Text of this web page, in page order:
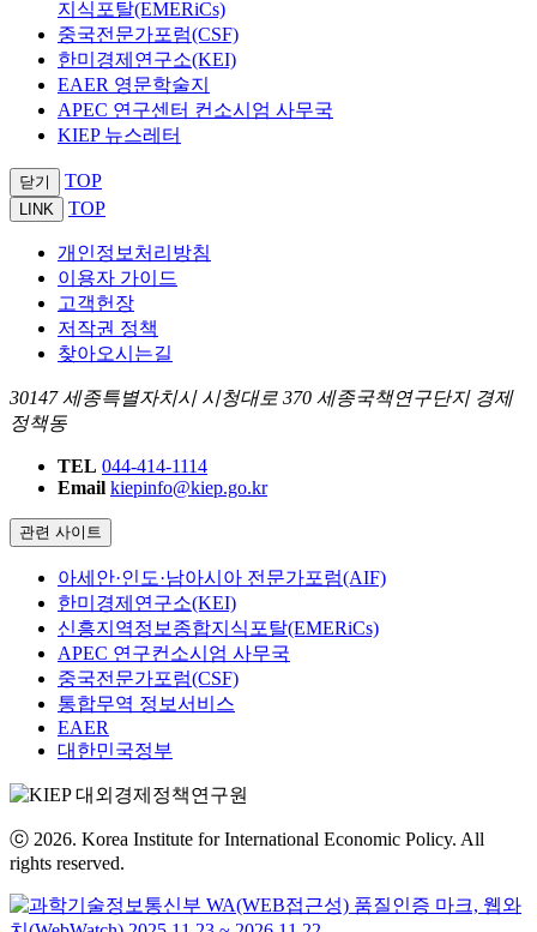
지식포탈(EMERiCs)
중국전문가포럼(CSF)
한미경제연구소(KEI)
EAER 영문학술지
APEC 연구센터 컨소시엄 사무국
KIEP 뉴스레터
닫기 TOP
LINK TOP
개인정보처리방침
이용자 가이드
고객헌장
저작권 정책
찾아오시는길
30147 세종특별자치시 시청대로 370 세종국책연구단지 경제
정책동
TEL 044-414-1114
Email kiepinfo@kiep.go.kr
관련 사이트
아세안·인도·남아시아 전문가포럼(AIF)
한미경제연구소(KEI)
신흥지역정보종합지식포탈(EMERiCs)
APEC 연구컨소시엄 사무국
중국전문가포럼(CSF)
통합무역 정보서비스
EAER
대한민국정부
ⓒ 2026. Korea Institute for International Economic Policy. All
rights reserved.